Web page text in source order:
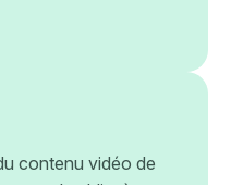
contenu vidéo de